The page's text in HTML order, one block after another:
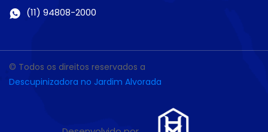
(11) 94808-2000
© Todos os direitos reservados a
Descupinizadora no Jardim Alvorada